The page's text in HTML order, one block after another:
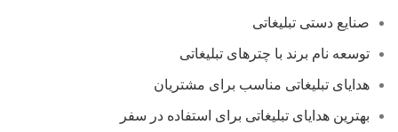
صنایع دستی تبلیغاتی
توسعه نام برند با چترهای تبلیغاتی
هدایای تبلیغاتی مناسب برای مشتریان
بهترین هدایای تبلیغاتی برای استفاده در سفر